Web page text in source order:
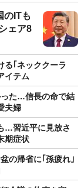
のITも
ェア8
る｢ネッククーラ
イテム
った…信長の命で結
夫婦
…習近平に見放さ
期症状
の帰省に｢孫疲れ｣